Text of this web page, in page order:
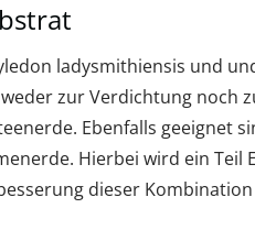
ladysmithiensis und
zur Verdichtung noch
Ebenfalls geeignet
Hierbei wird ein Teil
dieser